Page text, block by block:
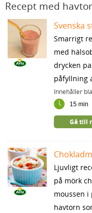
Recept med
Svenska
Smarrigt
med
drycken
påfyllning
Innehåller
15 min
Gå till
Ljuvligt
på mörk
moussen i
havtorn